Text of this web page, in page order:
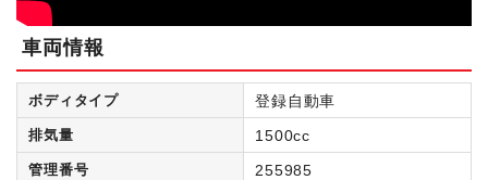
車両情報
ボディタイプ 登録自動車
排気量 1500cc
管理番号 255985